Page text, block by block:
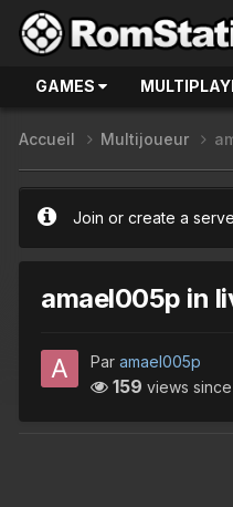
GAMES
Accueil Multijoueur
Join or create a
amael005p in
Par amael005p
159 views since